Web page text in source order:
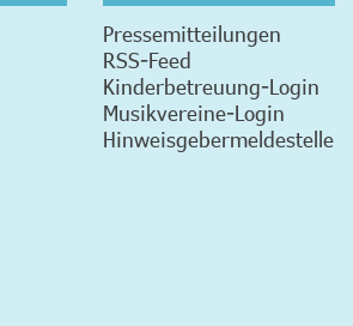
Pressemitteilungen
RSS-Feed
Kinderbetreuung-Login
Musikvereine-Login
Hinweisgebermeldestelle